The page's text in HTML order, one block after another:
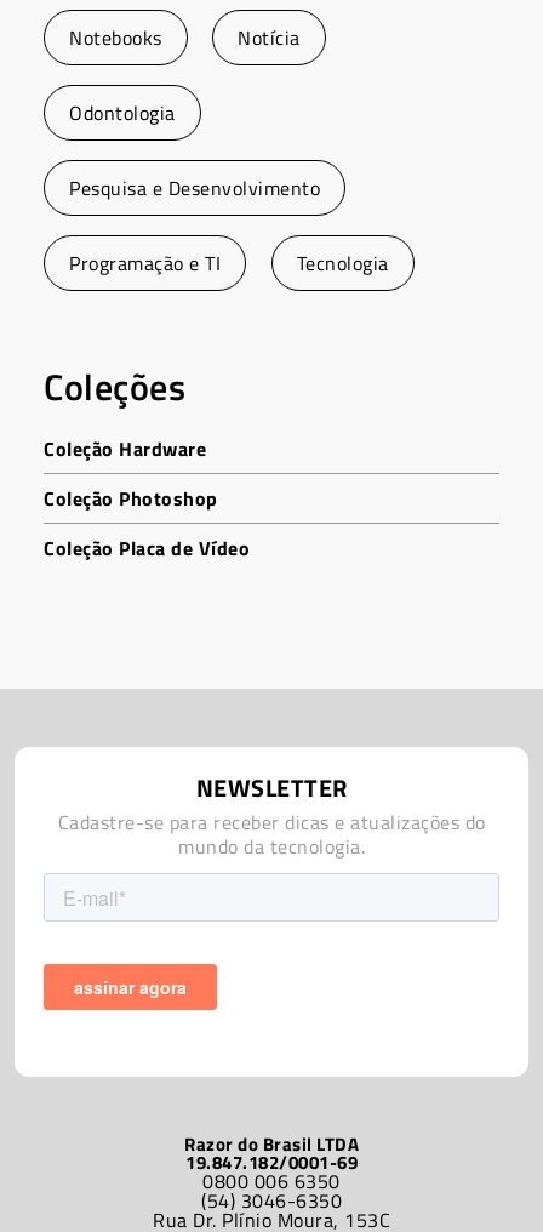
Notebooks Notícia
Odontologia
Pesquisa e Desenvolvimento
Programação e TI Tecnologia
Coleções
Coleção Hardware
Coleção Photoshop
Coleção Placa de Vídeo
Razor do Brasil LTDA
19.847.182/0001-69
0800 006 6350
(54) 3046-6350
Rua Dr. Plínio Moura, 153C
NEWSLETTER
Cadastre-se para receber dicas e atualizações do
mundo da tecnologia.